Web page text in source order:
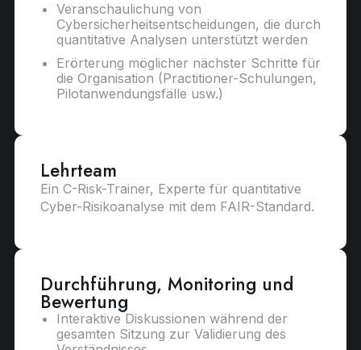
Veranschaulichung von
Cybersicherheitsentscheidungen, die durch
quantitative Analysen unterstützt werden
Erörterung möglicher nächster Schritte für
die Organisation (Practitioner-Schulungen,
Pilotanwendungsfälle usw.)
Lehrteam
Ein C-Risk-Trainer, Experte für quantitative
Cyber-Risikoanalyse mit dem FAIR-Standard.
Durchführung, Monitoring und
Bewertung
Interaktive Diskussionen während der
gesamten Sitzung zur Validierung des